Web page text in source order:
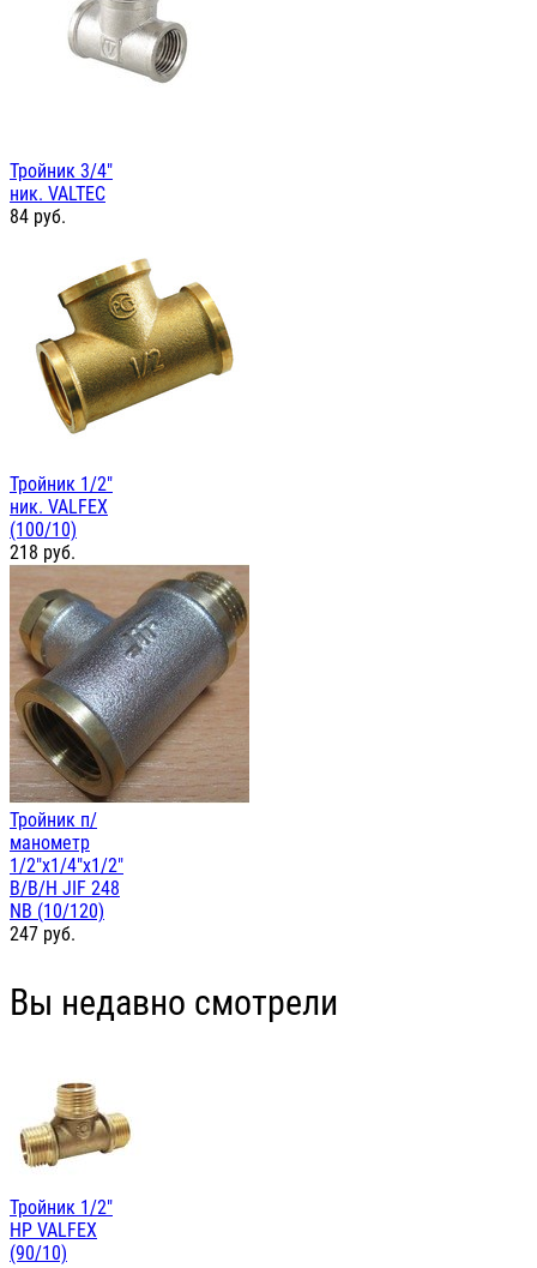
Тройник 3/4"
ник. VALTEC
84 руб.
Тройник 1/2"
ник. VALFEX
(100/10)
218 руб.
Тройник п/
манометр
1/2"х1/4"х1/2"
В/В/Н JIF 248
NB (10/120)
247 руб.
Вы недавно смотрели
Тройник 1/2"
НР VALFEX
(90/10)